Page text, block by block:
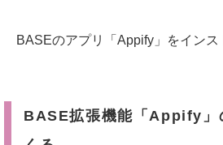
BASEのアプリ「Appify」をインス
BASE拡張機能「Appify」